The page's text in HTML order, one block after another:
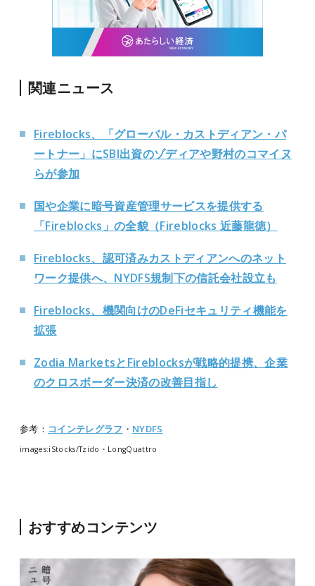
関連ニュース
Fireblocks、「グローバル・カストディアン・パ
ートナー」にSBI出資のゾディアや野村のコマイヌ
らが参加
国や企業に暗号資産管理サービスを提供する
「Fireblocks」の全貌（Fireblocks 近藤龍徳）
Fireblocks、認可済みカストディアンへのネット
ワーク提供へ、NYDFS規制下の信託会社設立も
Fireblocks、機関向けのDeFiセキュリティ機能を
拡張
Zodia MarketsとFireblocksが戦略的提携、企業
のクロスボーダー決済の改善目指し
参考： コインテレグラフ ・ NYDFS
images:iStocks/Tzido・LongQuattro
おすすめコンテンツ